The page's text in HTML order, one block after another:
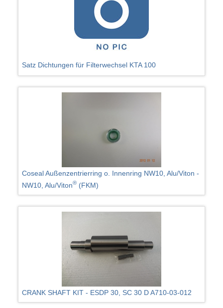
Satz Dichtungen für Filterwechsel KTA 100
Coseal Außenzentrierring o. Innenring NW10, Alu/Viton -
NW10, Alu/Viton® (FKM)
CRANK SHAFT KIT - ESDP 30, SC 30 D A710-03-012